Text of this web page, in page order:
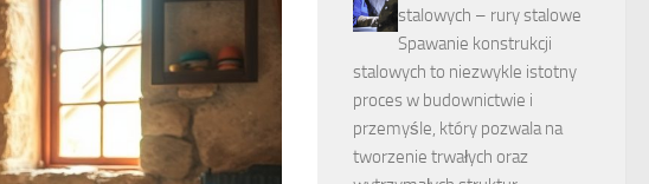
stalowych – rury stalowe
Spawanie konstrukcji
stalowych to niezwykle istotny
proces w budownictwie i
przemyśle, który pozwala na
tworzenie trwałych oraz